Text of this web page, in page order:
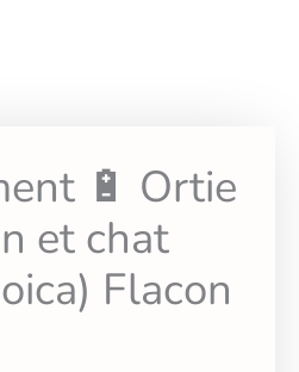
🔋 Ortie
et chat
Flacon